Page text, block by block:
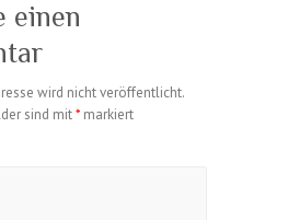
einen
wird nicht veröffentlicht.
sind mit* markiert